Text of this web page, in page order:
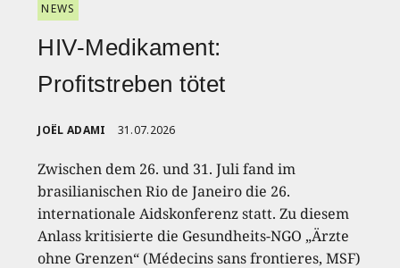
NEWS
HIV-Medikament:
Profitstreben tötet
JOËL ADAMI 31.07.2026
Zwischen dem 26. und 31. Juli fand im
brasilianischen Rio de Janeiro die 26.
internationale Aidskonferenz statt. Zu diesem
Anlass kritisierte die Gesundheits-NGO „Ärzte
ohne Grenzen“ (Médecins sans frontieres, MSF)